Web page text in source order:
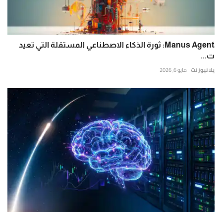
Manus Agent: ثورة الذكاء الاصطناعي المستقلة التي تعيد
ت...
يلا نيوز نت مايو 6, 2026